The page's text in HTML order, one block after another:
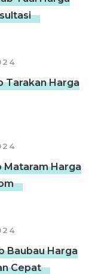
Tarakan Harga
Mataram Harga
Baubau Harga
Cepat